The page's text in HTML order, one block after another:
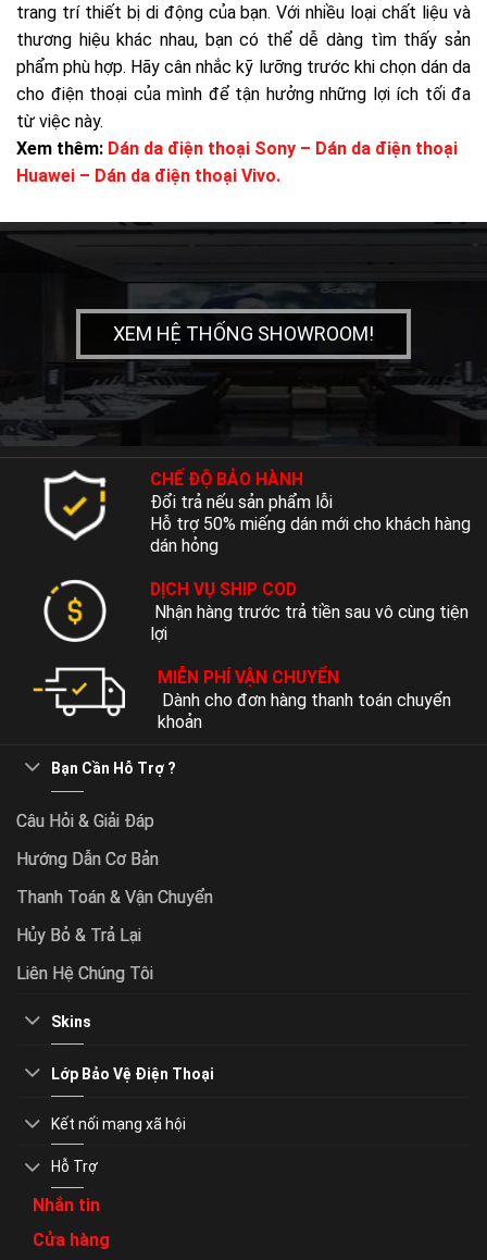
trang trí thiết bị di động của bạn. Với nhiều loại chất liệu và
thương hiệu khác nhau, bạn có thể dễ dàng tìm thấy sản
phẩm phù hợp. Hãy cân nhắc kỹ lưỡng trước khi chọn dán da
cho điện thoại của mình để tận hưởng những lợi ích tối đa
từ việc này.
Xem thêm: Dán da điện thoại Sony – Dán da điện thoại
Huawei – Dán da điện thoại Vivo.
XEM HỆ THỐNG SHOWROOM!
CHẾ ĐỘ BẢO HÀNH
Đổi trả nếu sản phẩm lỗi
Hỗ trợ 50% miếng dán mới cho khách hàng
dán hỏng
DỊCH VỤ SHIP COD
Nhận hàng trước trả tiền sau vô cùng tiện
lợi
MIỄN PHÍ VẬN CHUYỂN
Dành cho đơn hàng thanh toán chuyển
khoản
Bạn Cần Hỗ Trợ ?
Câu Hỏi & Giải Đáp
Hướng Dẫn Cơ Bản
Thanh Toán & Vận Chuyển
Hủy Bỏ & Trả Lại
Liên Hệ Chúng Tôi
Skins
Lớp Bảo Vệ Điện Thoại
Kết nối mạng xã hội
Hỗ Trợ
Nhắn tin
Cửa hàng